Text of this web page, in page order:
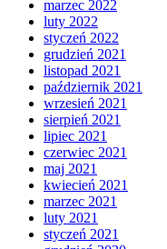
marzec 2022
luty 2022
styczeń 2022
grudzień 2021
listopad 2021
październik 2021
wrzesień 2021
sierpień 2021
lipiec 2021
czerwiec 2021
maj 2021
kwiecień 2021
marzec 2021
luty 2021
styczeń 2021